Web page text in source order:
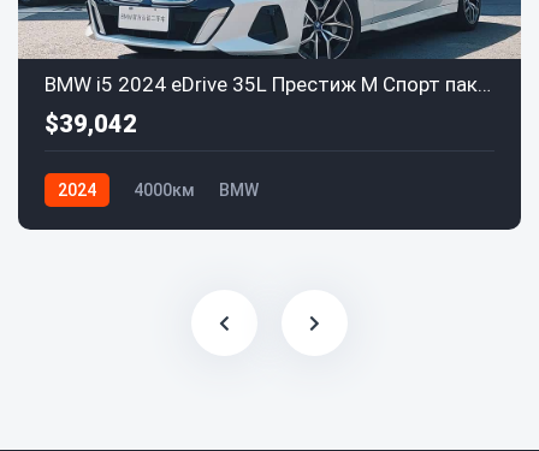
BMW i5 2024 eDrive 35L Престиж M Спорт пакет
$39,042
2024 4000км BMW